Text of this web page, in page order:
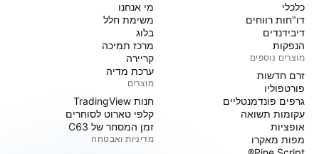
כלכלי
דו"חות רווחים
דיבידנדים
הנפקות
מוצרים נוספים
זרם חדשות
פורטפוליו
גרפים פונדמנטליים
עקומות תשואה
אופציות
מפות מאקרו
מי אנחנו
משימת חלל
בלוג
מרכז תמיכה
קריירה
ערכת מדיה
מוצרים
חנות TradingView
קלפי טארוט לסוחרים
זמן המסחר של C63
מדיניות ואבטחה